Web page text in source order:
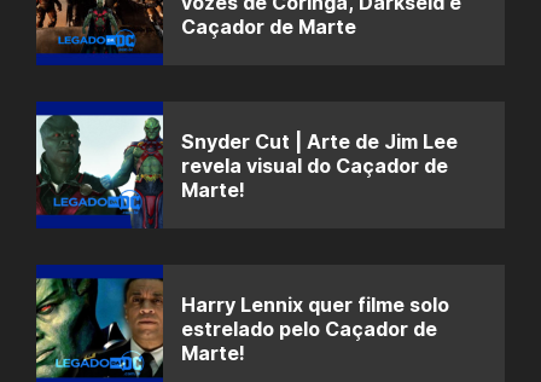
Caçador de Marte
Snyder Cut | Arte de Jim Lee
revela visual do Caçador de
Marte!
Harry Lennix quer filme solo
estrelado pelo Caçador de
Marte!